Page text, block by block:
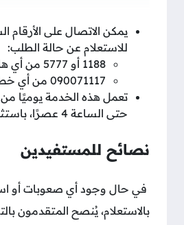
يمكن الاتصال على الأرقام
للاستعلام عن حالة الطلب:
1188 أو 5777 من أي هاتف محمول.
090071117 من أي خط أرضي.
حتى الساعة 4 عصرًا، باستثناء يوم الجمعة.
نصائح للمستفيدين
في حال وجود أي صعوبات أو
بالاستعلام، يُنصح المتقدمون